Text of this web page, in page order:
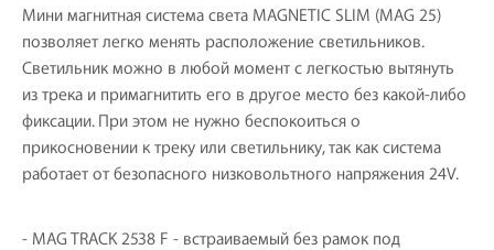
Мини магнитная система света MAGNETIC SLIM (MAG 25)
позволяет легко менять расположение светильников.
Светильник можно в любой момент с легкостью вытянуть
из трека и примагнитить его в другое место без какой-либо
фиксации. При этом не нужно беспокоиться о
прикосновении к треку или светильнику, так как система
работает от безопасного низковольтного напряжения 24V.
- MAG TRACK 2538 F - встраиваемый без рамок под